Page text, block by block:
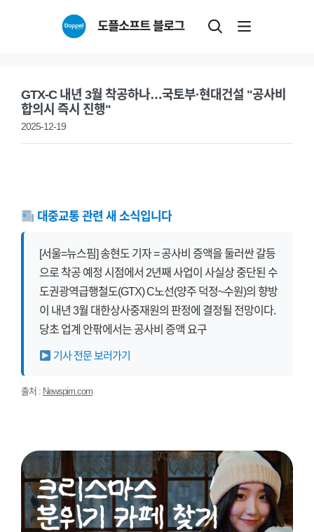
도플소프트 블로그
GTX-C 내년 3월 착공하나…국토부·현대건설 "공사비
합의시 즉시 진행"
2025-12-19
대중교통 관련 새 소식입니다
[서울=뉴스핌] 송현도 기자 = 공사비 증액을 둘러싼 갈등
으로 착공 예정 시점에서 2년째 사업이 사실상 중단된 수
도권광역급행철도(GTX) C노선(양주 덕정~수원)의 향방
이 내년 3월 대한상사중재원의 판정에 결정될 전망이다.
당초 업계 안팎에서는 공사비 증액 요구
기사 전문 보러가기
출처 : Newspim.com